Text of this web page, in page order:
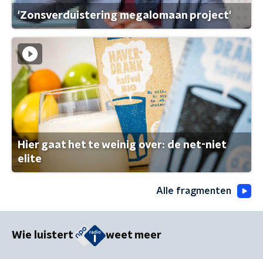
'Zonsverduistering megalomaan project'
Hier gaat het te weinig over: de net-niet
elite
Alle fragmenten
Wie luistert weet meer